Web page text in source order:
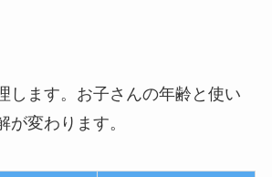
します。お子さんの年齢と使い
が変わります。